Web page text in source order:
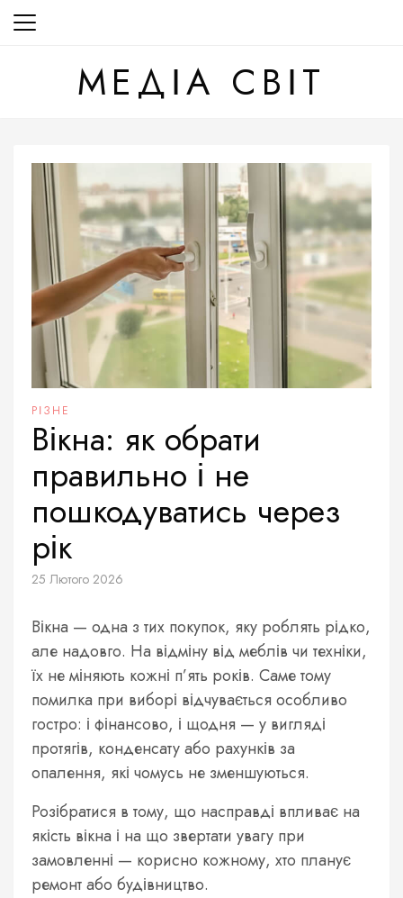
Перейти
до
МЕДІА СВІТ
РІЗНЕ
Вікна: як обрати
правильно і не
пошкодуватись через
рік
25 Лютого 2026
Вікна — одна з тих покупок, яку роблять рідко,
але надовго. На відміну від меблів чи техніки,
їх не міняють кожні п’ять років. Саме тому
помилка при виборі відчувається особливо
гостро: і фінансово, і щодня — у вигляді
протягів, конденсату або рахунків за
опалення, які чомусь не зменшуються.
Розібратися в тому, що насправді впливає на
якість вікна і на що звертати увагу при
замовленні — корисно кожному, хто планує
ремонт або будівництво.